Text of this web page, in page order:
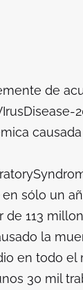
de
en sólo un
de 113
la
en todo el
30 mil